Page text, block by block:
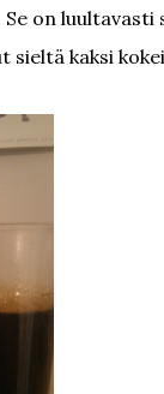
on luultavasti
sieltä kaksi